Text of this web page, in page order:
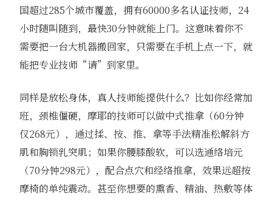
国超过285个城市覆盖，拥有60000多名认证技师，24
小时随叫随到，最快30分钟就能上门。这意味着你不
需要把一台大机器搬回家，只需要在手机上点一下，就
能把专业技师“请”到家里。
同样是放松身体，真人技师能提供什么？比如你经常加
班，颈椎僵硬，摩耶的技师可以做中式推拿（60分钟
仅268元），通过揉、按、推、拿等手法精准松解斜方
肌和胸锁乳突肌；如果你腰膝酸软，可以选通络培元
（70分钟298元），配合点穴和经络推拿，效果远超按
摩椅的单纯震动。甚至你想要的熏香、精油、热敷等体